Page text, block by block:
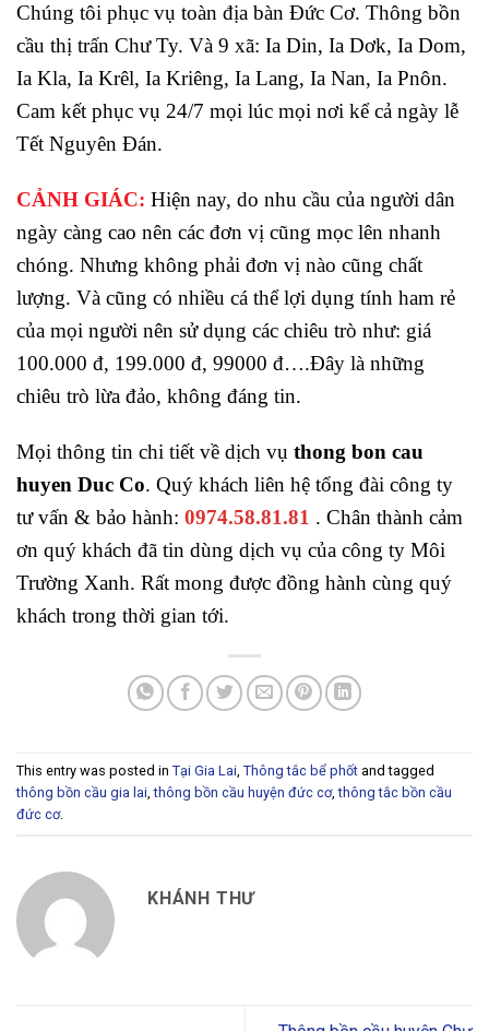
Chúng tôi phục vụ toàn địa bàn Đức Cơ. Thông bồn
cầu thị trấn Chư Ty. Và 9 xã: Ia Din, Ia Dơk, Ia Dom,
Ia Kla, Ia Krêl, Ia Kriêng, Ia Lang, Ia Nan, Ia Pnôn.
Cam kết phục vụ 24/7 mọi lúc mọi nơi kể cả ngày lễ
Tết Nguyên Đán.
CẢNH GIÁC: Hiện nay, do nhu cầu của người dân
ngày càng cao nên các đơn vị cũng mọc lên nhanh
chóng. Nhưng không phải đơn vị nào cũng chất
lượng. Và cũng có nhiều cá thể lợi dụng tính ham rẻ
của mọi người nên sử dụng các chiêu trò như: giá
100.000 đ, 199.000 đ, 99000 đ….Đây là những
chiêu trò lừa đảo, không đáng tin.
Mọi thông tin chi tiết về dịch vụ thong bon cau
huyen Duc Co. Quý khách liên hệ tổng đài công ty
tư vấn & bảo hành: 0974.58.81.81 . Chân thành cảm
ơn quý khách đã tin dùng dịch vụ của công ty Môi
Trường Xanh. Rất mong được đồng hành cùng quý
khách trong thời gian tới.
This entry was posted in Tại Gia Lai Thông tắc bể phốt and tagged
thông bồn cầu gia lai ,thông bồn cầu huyện đức cơ,thông tắc bồn cầu
đức cơ.
KHÁNH THƯ